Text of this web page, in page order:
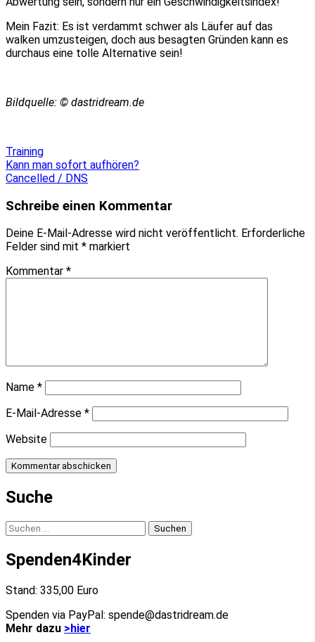
Mein Fazit: Es ist verdammt schwer als Läufer auf das
walken umzusteigen, doch aus besagten Gründen kann es
durchaus eine tolle Alternative sein!
Bildquelle: © dastridream.de
Training
Beitragsnavigation
Kann man sofort aufhören?
Cancelled / DNS
Schreibe einen Kommentar
Deine E-Mail-Adresse wird nicht veröffentlicht. Erforderliche
Felder sind mit * markiert
Kommentar *
Name *
E-Mail-Adresse *
Website
Suche
Suchen
nach:
Spenden4Kinder
Stand: 335,00 Euro
Spenden via PayPal: spende@dastridream.de
Mehr dazu >hier